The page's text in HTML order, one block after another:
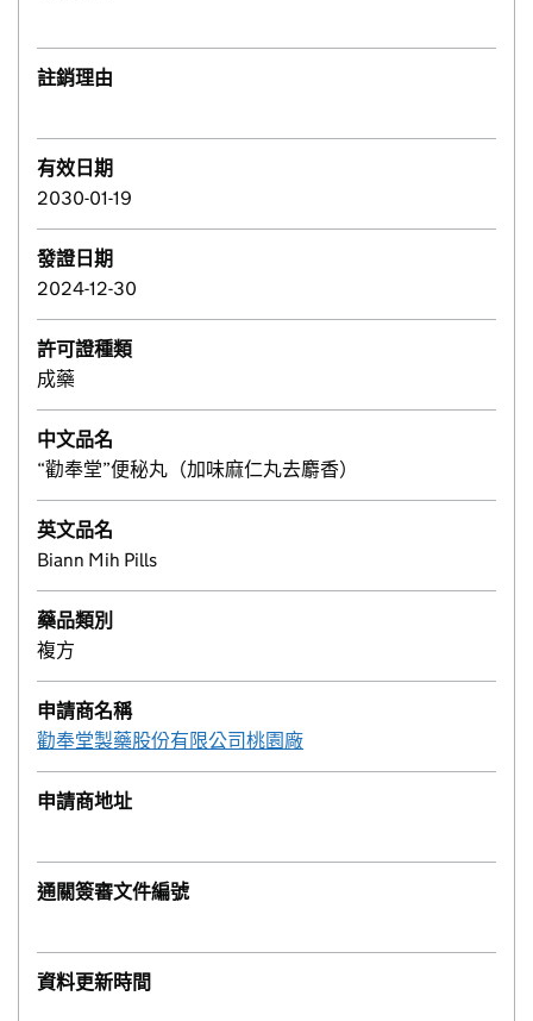
註銷理由
有效日期
2030-01-19
發證日期
2024-12-30
許可證種類
成藥
中文品名
“勸奉堂”便秘丸（加味麻仁丸去麝香）
英文品名
Biann Mih Pills
藥品類別
複方
申請商名稱
勸奉堂製藥股份有限公司桃園廠
申請商地址
通關簽審文件編號
資料更新時間